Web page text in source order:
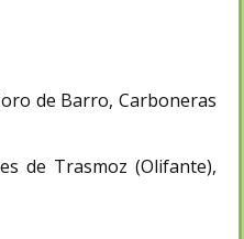
de Barro, Carboneras
de Trasmoz (Olifante),